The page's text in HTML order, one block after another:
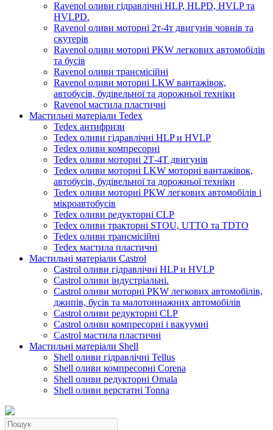
Ravenol оливи гідравлічні HLP, HLPD, HVLP та
HVLPD.
Ravenol оливи моторні 2т-4т двигунів човнів та
скутерів
Ravenol оливи моторні PKW легкових автомобілів
та бусів
Ravenol оливи трансмісійні
Ravenol оливи моторні LKW вантажівок,
автобусів, будівельної та дорожньої техніки
Ravenol мастила пластичні
Мастильні матеріали Tedex
Tedex антифризи
Tedex оливи гідравлічні HLP и HVLP
Tedex оливи компресорні
Tedex оливи моторні 2Т-4Т двигунів
Tedex оливи моторні LKW моторні вантажівок,
автобусів, будівельної та дорожньої техніки
Tedex оливи моторні PKW легкових автомобілів і
мікроавтобусів
Tedex оливи редукторні CLP
Tedex оливи тракторні STOU, UTTO та TDTO
Tedex оливи трансмісійні
Tedex мастила пластичні
Мастильні матеріали Castrol
Castrol оливи гідравлічні HLP и HVLP
Castrol оливи індустріальні.
Castrol оливи моторні PKW легкових автомобілів,
джипів, бусів та малотоннажних автомобілів
Castrol оливи редукторні CLP
Castrol оливи компресорні і вакуумні
Castrol мастила пластичні
Мастильні матеріали Shell
Shell оливи гідравлічні Tellus
Shell оливи компресорні Corena
Shell оливи редукторні Omala
Shell оливи верстатні Tonna